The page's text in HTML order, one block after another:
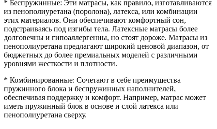
* Беспружинные: Эти матрасы, как правило, изготавливаются
из пенополиуретана (поролона), латекса, или комбинации
этих материалов. Они обеспечивают комфортный сон,
подстраиваясь под изгибы тела. Латексные матрасы более
долговечны и гипоаллергенны, но стоят дороже. Матрасы из
пенополиуретана предлагают широкий ценовой диапазон, от
бюджетных до более премиальных моделей с различными
уровнями жесткости и плотности.
* Комбинированные: Сочетают в себе преимущества
пружинного блока и беспружинных наполнителей,
обеспечивая поддержку и комфорт. Например, матрас может
иметь пружинный блок в основе и слой латекса или
пенополиуретана сверху.